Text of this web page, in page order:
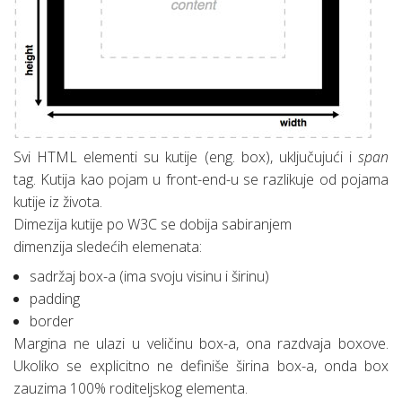
Svi HTML elementi su kutije (eng. box), uključujući i span
tag. Kutija kao pojam u front-end-u se razlikuje od pojama
kutije iz života.
Dimezija kutije po W3C se dobija sabiranjem
dimenzija sledećih elemenata:
sadržaj box-a (ima svoju visinu i širinu)
padding
border
Margina ne ulazi u veličinu box-a, ona razdvaja boxove.
Ukoliko se explicitno ne definiše širina box-a, onda box
zauzima 100% roditeljskog elementa.